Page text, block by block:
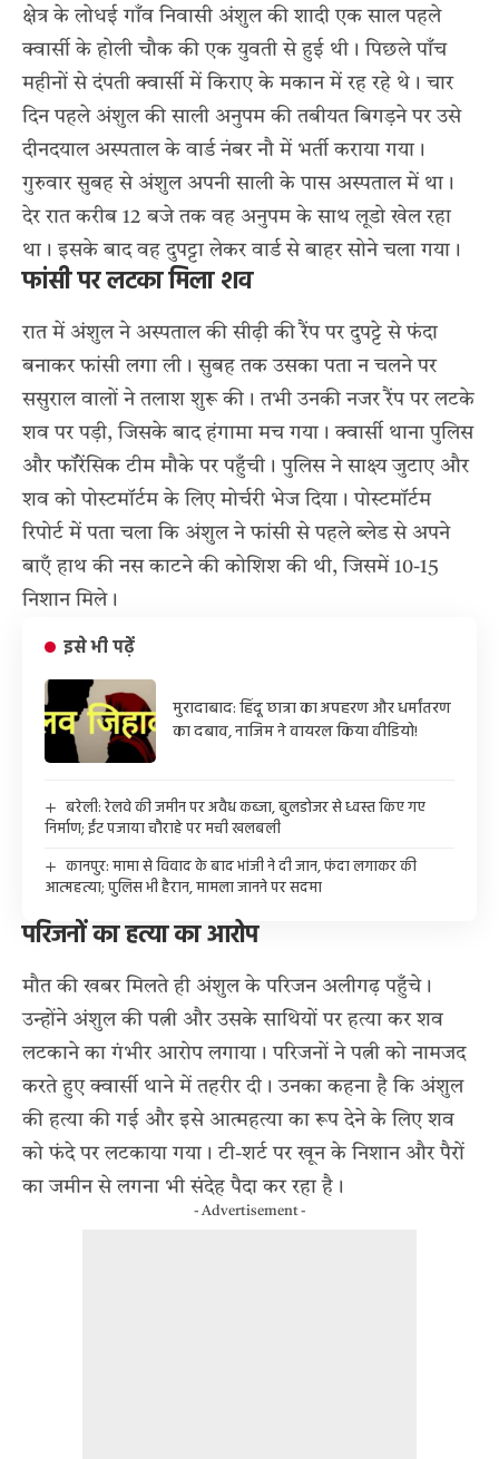
क्षेत्र के लोधई गाँव निवासी अंशुल की शादी एक साल पहले
क्वार्सी के होली चौक की एक युवती से हुई थी। पिछले पाँच
महीनों से दंपती क्वार्सी में किराए के मकान में रह रहे थे। चार
दिन पहले अंशुल की साली अनुपम की तबीयत बिगड़ने पर उसे
दीनदयाल अस्पताल के वार्ड नंबर नौ में भर्ती कराया गया।
गुरुवार सुबह से अंशुल अपनी साली के पास अस्पताल में था।
देर रात करीब 12 बजे तक वह अनुपम के साथ लूडो खेल रहा
था। इसके बाद वह दुपट्टा लेकर वार्ड से बाहर सोने चला गया।
फांसी पर लटका मिला शव
रात में अंशुल ने अस्पताल की सीढ़ी की रैंप पर दुपट्टे से फंदा
बनाकर फांसी लगा ली। सुबह तक उसका पता न चलने पर
ससुराल वालों ने तलाश शुरू की। तभी उनकी नजर रैंप पर लटके
शव पर पड़ी, जिसके बाद हंगामा मच गया। क्वार्सी थाना पुलिस
और फॉरेंसिक टीम मौके पर पहुँची। पुलिस ने साक्ष्य जुटाए और
शव को पोस्टमॉर्टम के लिए मोर्चरी भेज दिया। पोस्टमॉर्टम
रिपोर्ट में पता चला कि अंशुल ने फांसी से पहले ब्लेड से अपने
बाएँ हाथ की नस काटने की कोशिश की थी, जिसमें 10-15
निशान मिले।
इसे भी पढ़ें
मुरादाबाद: हिंदू छात्रा का अपहरण और धर्मांतरण
का दबाव, नाजिम ने वायरल किया वीडियो!
बरेली: रेलवे की जमीन पर अवैध कब्जा, बुलडोजर से ध्वस्त किए गए
निर्माण; ईंट पजाया चौराहे पर मची खलबली
कानपुर: मामा से विवाद के बाद भांजी ने दी जान, फंदा लगाकर की
आत्महत्या; पुलिस भी हैरान, मामला जानने पर सदमा
परिजनों का हत्या का आरोप
मौत की खबर मिलते ही अंशुल के परिजन अलीगढ़ पहुँचे।
उन्होंने अंशुल की पत्नी और उसके साथियों पर हत्या कर शव
लटकाने का गंभीर आरोप लगाया। परिजनों ने पत्नी को नामजद
करते हुए क्वार्सी थाने में तहरीर दी। उनका कहना है कि अंशुल
की हत्या की गई और इसे आत्महत्या का रूप देने के लिए शव
को फंदे पर लटकाया गया। टी-शर्ट पर खून के निशान और पैरों
का जमीन से लगना भी संदेह पैदा कर रहा है।
- Advertisement -